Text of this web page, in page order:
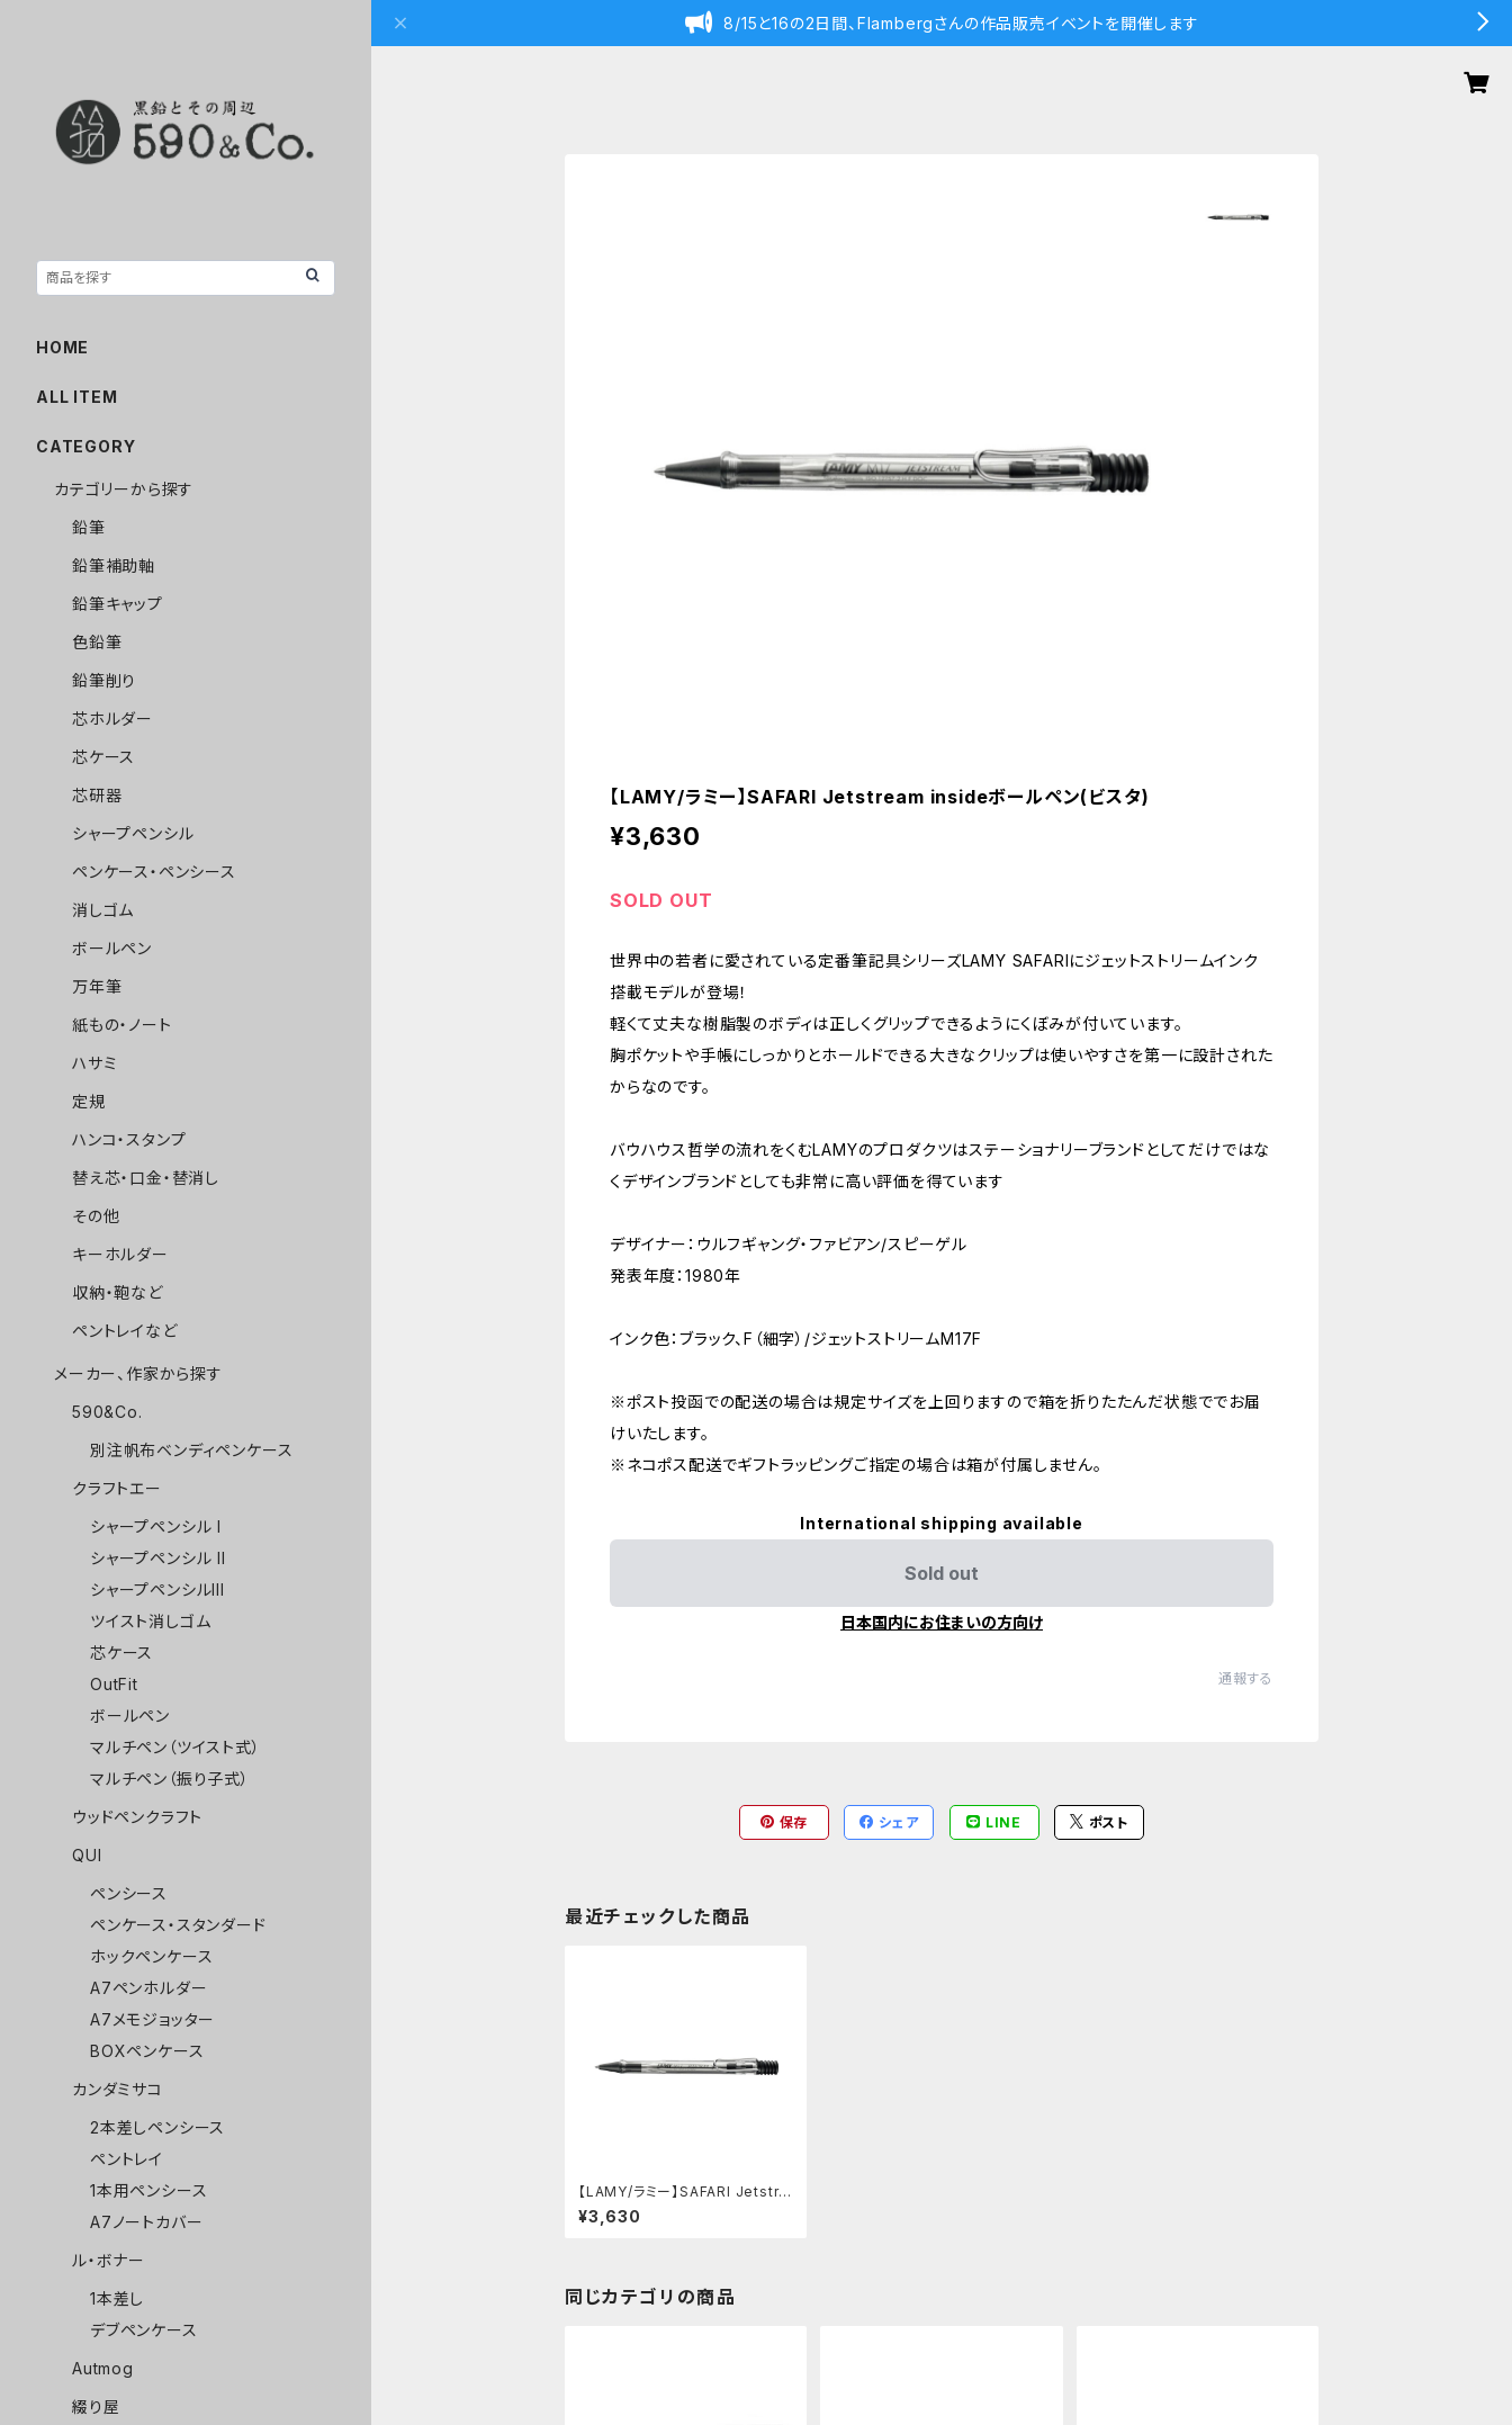
8/15と16の2日間、Flambergさんの作品販売イベントを開催します
【LAMY/ラミー】SAFARI Jetstream insideボールペン(ビスタ)
¥3,630
SOLD OUT
世界中の若者に愛されている定番筆記具シリーズLAMY SAFARIにジェットストリームインク
搭載モデルが登場！
軽くて丈夫な樹脂製のボディは正しくグリップできるようにくぼみが付いています。
胸ポケットや手帳にしっかりとホールドできる大きなクリップは使いやすさを第一に設計された
からなのです。
バウハウス哲学の流れをくむLAMYのプロダクツはステーショナリーブランドとしてだけではな
くデザインブランドとしても非常に高い評価を得ています
デザイナー：ウルフギャング・ファビアン/スピーゲル
発表年度：1980年
インク色：ブラック、F（細字）/ジェットストリームM17F
※ポスト投函での配送の場合は規定サイズを上回りますので箱を折りたたんだ状態ででお届
けいたします。
※ネコポス配送でギフトラッピングご指定の場合は箱が付属しません。
International shipping available
Sold out
日本国内にお住まいの方向け
通報する
保存 シェア LINE ポスト
最近チェックした商品
【LAMY/ラミー】SAFARI Jetstre
am insideボールペン(ビスタ)
¥3,630
同じカテゴリの商品
HOME
ALL ITEM
CATEGORY
カテゴリーから探す
鉛筆
鉛筆補助軸
鉛筆キャップ
色鉛筆
鉛筆削り
芯ホルダー
芯ケース
芯研器
シャープペンシル
ペンケース・ペンシース
消しゴム
ボールペン
万年筆
紙もの・ノート
ハサミ
定規
ハンコ・スタンプ
替え芯・口金・替消し
その他
キーホルダー
収納・鞄など
ペントレイなど
メーカー、作家から探す
590&Co.
別注帆布ベンディペンケース
クラフトエー
シャープペンシル I
シャープペンシル II
シャープペンシルIII
ツイスト消しゴム
芯ケース
OutFit
ボールペン
マルチペン（ツイスト式）
マルチペン（振り子式）
ウッドペンクラフト
QUI
ペンシース
ペンケース・スタンダード
ホックペンケース
A7ペンホルダー
A7メモジョッター
BOXペンケース
カンダミサコ
2本差しペンシース
ペントレイ
1本用ペンシース
A7ノートカバー
ル・ボナー
1本差し
デブペンケース
Autmog
綴り屋